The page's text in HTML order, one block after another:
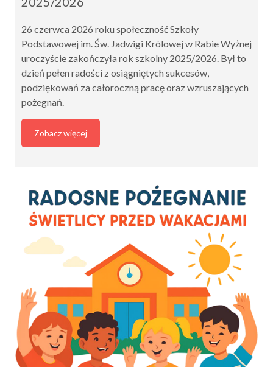
26 czerwca 2026 roku społeczność Szkoły
Podstawowej im. Św. Jadwigi Królowej w Rabie Wyżnej
uroczyście zakończyła rok szkolny 2025/2026. Był to
dzień pełen radości z osiągniętych sukcesów,
podziękowań za całoroczną pracę oraz wzruszających
pożegnań.
Zobacz więcej